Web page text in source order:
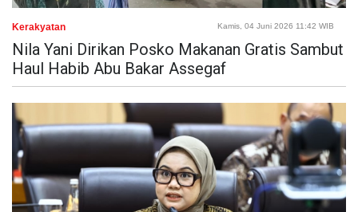
Kerakyatan Kamis, 04 Juni 2026 11:42 WIB
Nila Yani Dirikan Posko Makanan Gratis Sambut
Haul Habib Abu Bakar Assegaf